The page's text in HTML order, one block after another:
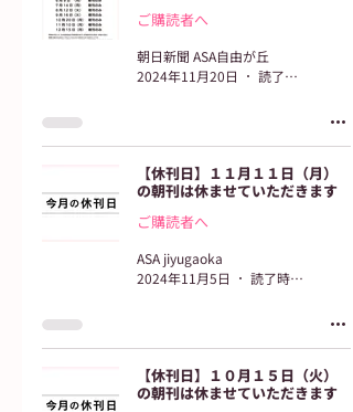
ご購読者へ
朝日新聞 ASA自由が丘
2024年11月20日
読了時間: 1分
【休刊日】１１月１１日（月）
の朝刊は休ませていただきます
ご購読者へ
ASA jiyugaoka
2024年11月5日
読了時間: 2分
【休刊日】１０月１５日（火）
の朝刊は休ませていただきます